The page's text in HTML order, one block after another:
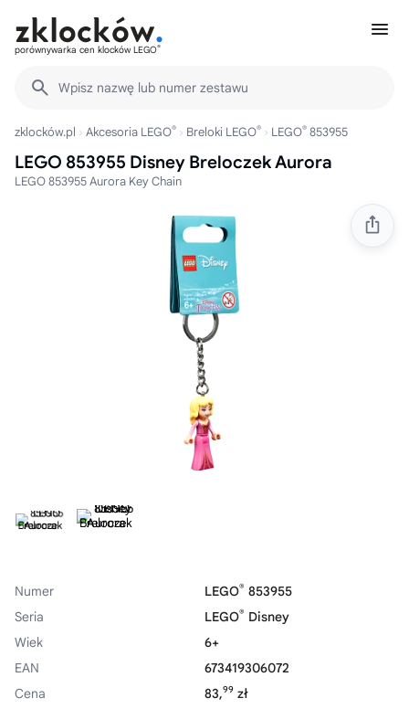
porównywarka cen klocków LEGO®
Wpisz nazwę lub numer zestawu
zklocków.pl Akcesoria LEGO® Breloki LEGO® LEGO® 853955
LEGO 853955 Disney Breloczek Aurora
LEGO 853955 Aurora Key Chain
Numer LEGO® 853955
Seria
LEGO® Disney
Wiek
6+
EAN
673419306072
Cena
83,99 zł